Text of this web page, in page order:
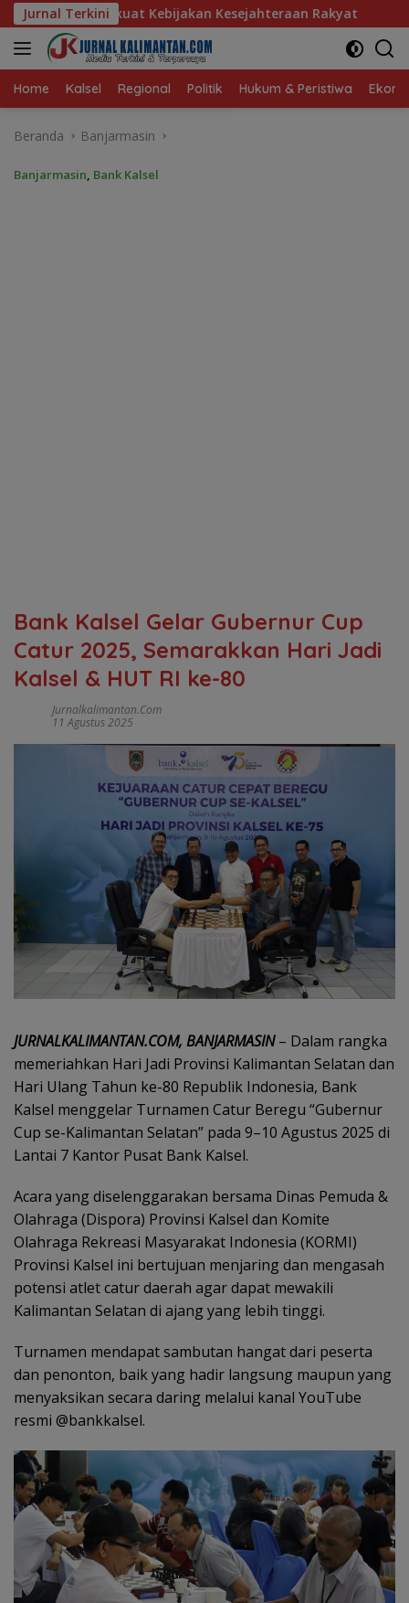
Langsung
ke
konten
Jurnal Terkini
Kesejahteraan Rakyat Baru 10 Persen, Aktivasi
Home Kalsel Regional Politik Hukum & Peristiwa
Beranda Banjarmasin
Banjarmasin, Bank Kalsel
Bank Kalsel Gelar Gubernur Cup
Catur 2025, Semarakkan Hari Jadi
Kalsel & HUT RI ke-80
Jurnalkalimantan.com
11 Agustus 2025
JURNALKALIMANTAN.COM, BANJARMASIN– Dalam rangka
memeriahkan Hari Jadi Provinsi Kalimantan Selatan dan
Hari Ulang Tahun ke-80 Republik Indonesia, Bank
Kalsel menggelar Turnamen Catur Beregu “Gubernur
Cup se-Kalimantan Selatan” pada 9–10 Agustus 2025 di
Lantai 7 Kantor Pusat Bank Kalsel.
Acara yang diselenggarakan bersama Dinas Pemuda &
Olahraga (Dispora) Provinsi Kalsel dan Komite
Olahraga Rekreasi Masyarakat Indonesia (KORMI)
Provinsi Kalsel ini bertujuan menjaring dan mengasah
potensi atlet catur daerah agar dapat mewakili
Kalimantan Selatan di ajang yang lebih tinggi.
Turnamen mendapat sambutan hangat dari peserta
dan penonton, baik yang hadir langsung maupun yang
menyaksikan secara daring melalui kanal YouTube
resmi @bankkalsel.